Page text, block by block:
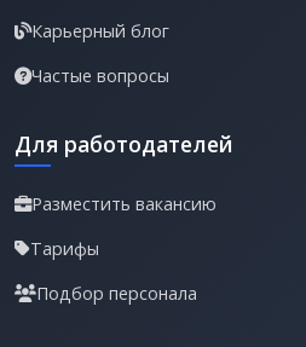
Карьерный блог
Частые вопросы
Для работодателей
Разместить вакансию
Тарифы
Подбор персонала